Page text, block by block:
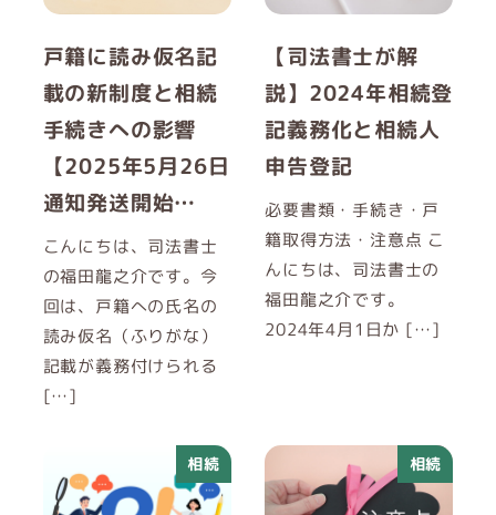
戸籍に読み仮名記
載の新制度と相続
手続きへの影響
【2025年5月26日
通知発送開始…
こんにちは、司法書士
の福田龍之介です。今
回は、戸籍への氏名の
読み仮名（ふりがな）
記載が義務付けられる
[…]
【司法書士が解
説】2024年相続登
記義務化と相続人
申告登記
必要書類・手続き・戸
籍取得方法・注意点 こ
んにちは、司法書士の
福田龍之介です。
2024年4月1日か […]
相続 相続